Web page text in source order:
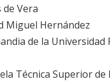
de Vera
Miguel Hernández
de la
Técnica Superior